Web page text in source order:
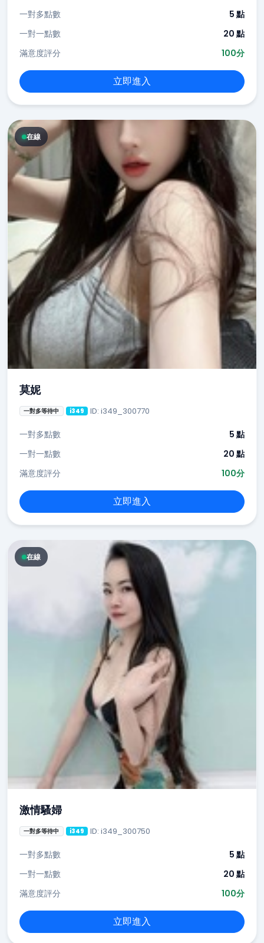
一對多點數
5 點
一對一點數
20 點
滿意度評分
100分
立即進入
在線
莫妮
一對多等待中 i349 ID: i349_300770
一對多點數
5 點
一對一點數
20 點
滿意度評分
100分
立即進入
在線
激情騷婦
一對多等待中 i349 ID: i349_300750
一對多點數
5 點
一對一點數
20 點
滿意度評分
100分
立即進入